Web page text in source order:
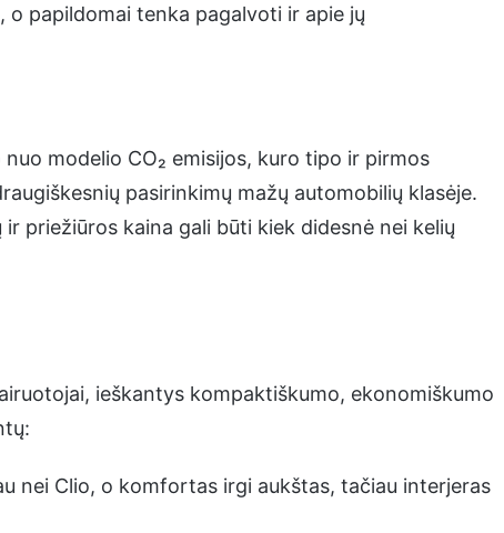
papildomai tenka pagalvoti ir apie jų
modelio CO₂ emisijos, kuro tipo ir pirmos
pasirinkimų mažų automobilių klasėje.
priežiūros kaina gali būti kiek didesnė nei kelių
ieškantys kompaktiškumo, ekonomiškumo
nei Clio, o komfortas irgi aukštas, tačiau interjeras